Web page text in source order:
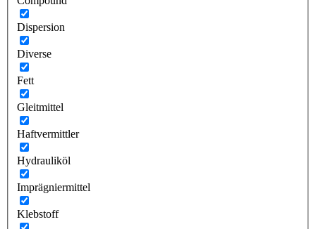
Dispersion
Diverse
Fett
Gleitmittel
Haftvermittler
Hydrauliköl
Imprägniermittel
Klebstoff